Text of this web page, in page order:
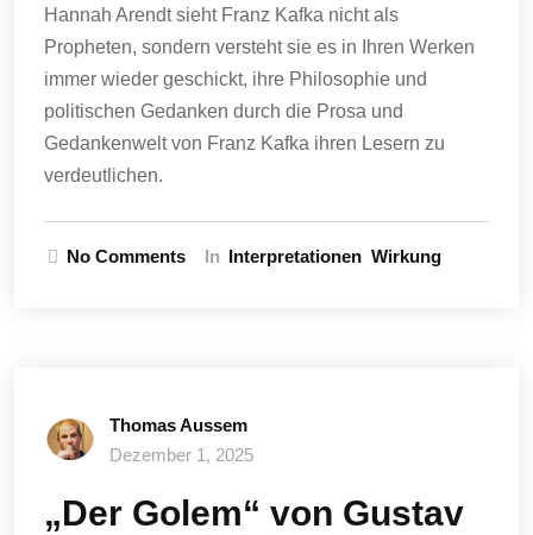
Hannah Arendt sieht Franz Kafka nicht als
Propheten, sondern versteht sie es in Ihren Werken
immer wieder geschickt, ihre Philosophie und
politischen Gedanken durch die Prosa und
Gedankenwelt von Franz Kafka ihren Lesern zu
verdeutlichen.
No Comments In Interpretationen Wirkung
Thomas Aussem
Dezember 1, 2025
„Der Golem“ von Gustav